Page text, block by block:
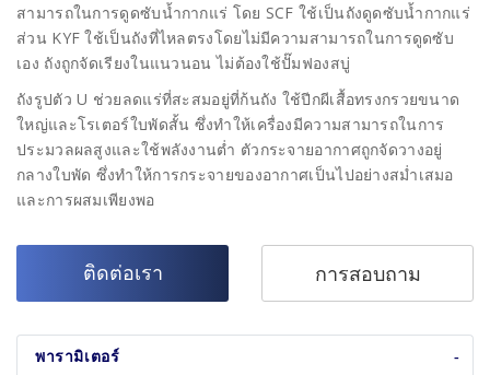
สามารถในการดูดซับน้ำกากแร่ โดย SCF ใช้เป็นถังดูดซับน้ำกากแร่
ส่วน KYF ใช้เป็นถังที่ไหลตรงโดยไม่มีความสามารถในการดูดซับ
เอง ถังถูกจัดเรียงในแนวนอน ไม่ต้องใช้ปั๊มฟองสบู่
ถังรูปตัว U ช่วยลดแร่ที่สะสมอยู่ที่ก้นถัง ใช้ปีกผีเสื้อทรงกรวยขนาด
ใหญ่และโรเตอร์ใบพัดสั้น ซึ่งทำให้เครื่องมีความสามารถในการ
ประมวลผลสูงและใช้พลังงานต่ำ ตัวกระจายอากาศถูกจัดวางอยู่
กลางใบพัด ซึ่งทำให้การกระจายของอากาศเป็นไปอย่างสม่ำเสมอ
และการผสมเพียงพอ
ติดต่อเรา การสอบถาม
พารามิเตอร์